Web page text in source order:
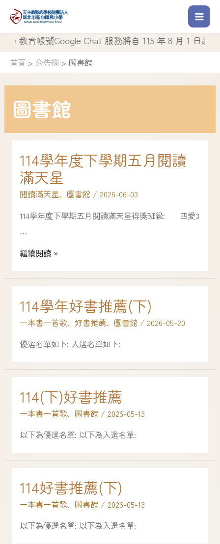
號Google Chat 服務將自 115 年 8 月 1 日起停止使用
首頁 公告欄 圖書館
圖書館
114學年度下學期五月閱讀
滿天星
閱讀滿天星、 圖書館 / 2026-06-03
114學年度下學期五月閱讀滿天星得獎班級: 四愛3
…
繼續閱讀 »
114學年好書推薦(下)
一本書一首歌、好書推薦、 圖書館 / 2026-05-20
優選名單如下: 入選名單如下:
114(下)好書推薦
一本書一首歌、 圖書館 / 2026-05-13
以下為優選名單: 以下為入選名單:
114好書推薦(下)
一本書一首歌、 圖書館 / 2026-05-13
以下為優選名單: 以下為入選名單: